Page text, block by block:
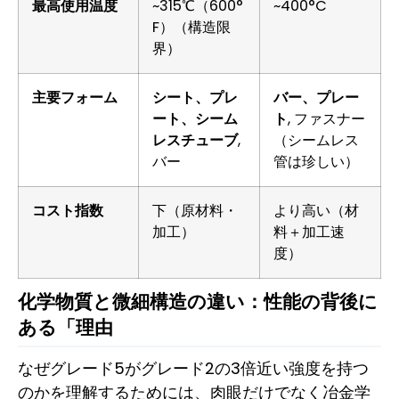
最高使用温度
~315℃（600°
F）（構造限
界）
~400°C
主要フォーム
シート、プレ
ート、シーム
レスチューブ,
バー
バー、プレー
ト, ファスナー
（シームレス
管は珍しい）
コスト指数
下（原材料・
加工）
より高い（材
料＋加工速
度）
化学物質と微細構造の違い：性能の背後に
ある「理由
なぜグレード5がグレード2の3倍近い強度を持つ
のかを理解するためには、肉眼だけでなく冶金学